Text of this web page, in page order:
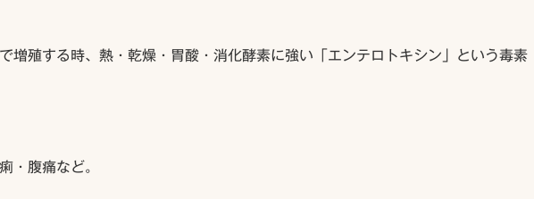
増殖する時、熱・乾燥・胃酸・消化酵素に強い「エンテロトキシン」という毒素
・腹痛など。